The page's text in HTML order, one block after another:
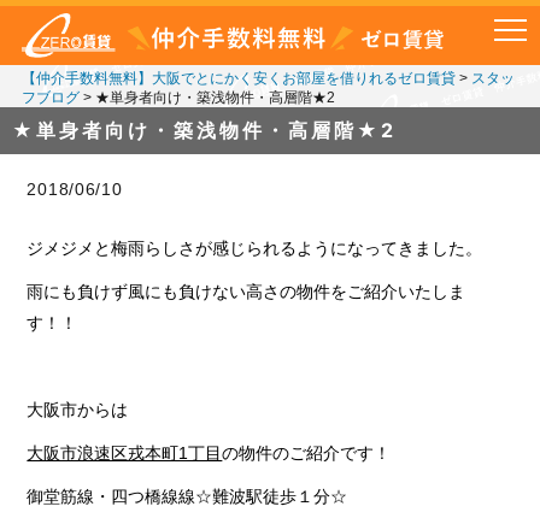
【仲介手数料無料】大阪でとにかく安くお部屋を借りれるゼロ賃貸> スタッ
フブログ> ★単身者向け・築浅物件・高層階★2
★単身者向け・築浅物件・高層階★2
2018/06/10
ジメジメと梅雨らしさが感じられるようになってきました。
雨にも負けず風にも負けない高さの物件をご紹介いたしま
す！！
大阪市からは
大阪市浪速区戎本町1丁目の物件のご紹介です！
御堂筋線・四つ橋線線☆難波駅徒歩１分☆